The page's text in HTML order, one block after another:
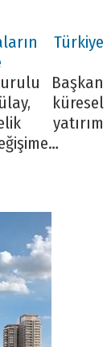
Türkiye
Başkan
küresel
yatırım